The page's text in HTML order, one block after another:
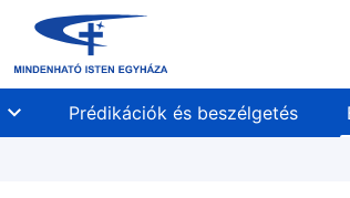
Prédikációk és beszélgetés